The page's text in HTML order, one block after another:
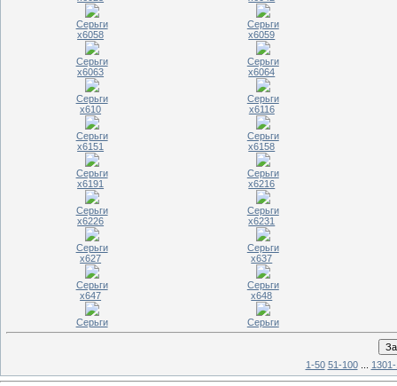
Серьги
Серьги
x6058
Серьги
x6059
Серьги
x6063
Серьги
x6064
Серьги
x610
Серьги
x6116
Серьги
x6151
Серьги
x6158
Серьги
x6191
Серьги
x6216
Серьги
x6226
Серьги
x6231
Серьги
x627
Серьги
x637
Серьги
x647
Серьги
x648
Серьги
1-50 51-100